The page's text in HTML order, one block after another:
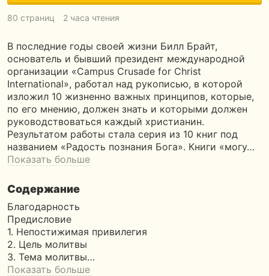
80 страниц 2 часа чтения
В последние годы своей жизни Билл Брайт,
основатель и бывший президент международной
организации «Campus Crusade for Christ
International», работал над рукописью, в которой
изложил 10 жизненно важных принципов, которые,
по его мнению, должен знать и которыми должен
руководствоваться каждый христианин.
Результатом работы стала серия из 10 книг под
названием «Радость познания Бога». Книги «могу…
Показать больше
Содержание
Благодарность
Предисловие
1. Непостижимая привилегия
2. Цель молитвы
3. Тема молитвы…
Показать больше